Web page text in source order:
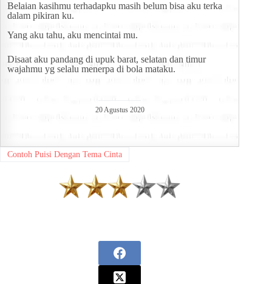
Belaian kasihmu terhadapku masih belum bisa aku terka
dalam pikiran ku.
Yang aku tahu, aku mencintai mu.
Disaat aku pandang di upuk barat, selatan dan timur
wajahmu yg selalu menerpa di bola mataku.
20 Agustus 2020
Contoh Puisi Dengan Tema Cinta